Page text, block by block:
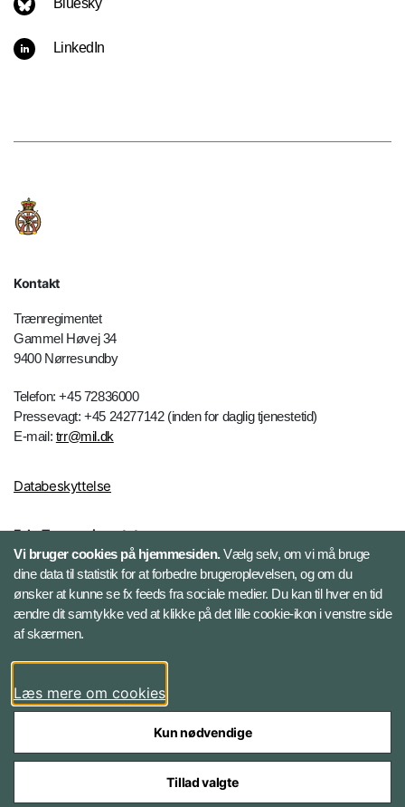
Bluesky
LinkedIn
Kontakt
Trænregimentet
Gammel Høvej 34
9400 Nørresundby
Telefon: +45 72836000
Pressevagt: +45 24277142 (inden for daglig tjenestetid)
E-mail: trr@mil.dk
Databeskyttelse
Følg Trænregimentet
Facebook
Instagram
YouTube
Vi bruger cookies på hjemmesiden.Vælg selv, om vi må bruge
dine data til statistik for at forbedre brugeroplevelsen, og om du
ønsker at kunne se fx feeds fra sociale medier. Du kan til hver en tid
ændre dit samtykke ved at klikke på det lille cookie-ikon i venstre side
af skærmen.
Læs mere om cookies
Kun nødvendige
Tillad valgte